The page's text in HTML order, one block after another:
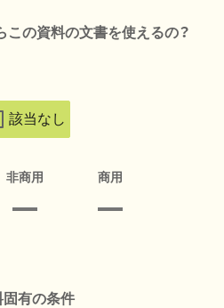
この資料の文書を使えるの？
該当なし
非商用 商用
固有の条件